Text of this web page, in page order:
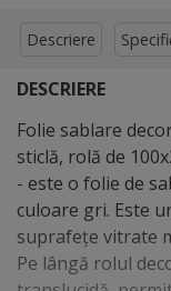
Descriere
DESCRIERE
Folie sablare
sticlă, rolă de
- este o folie de
culoare gri. Este
suprafeţe vitrate
Pe lângă rolul